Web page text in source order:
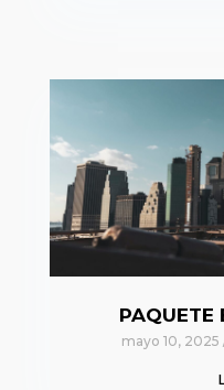
PAQUETE
mayo 10, 2025